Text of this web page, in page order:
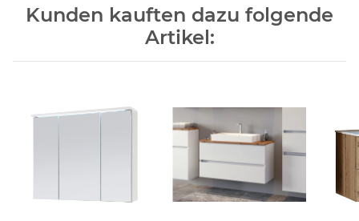
Kunden kauften dazu folgende
Artikel: